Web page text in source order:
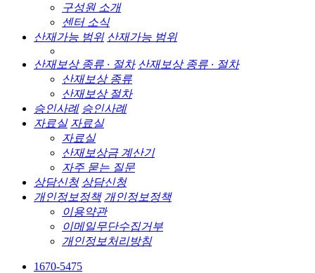
구성원 소개
센터 소식
산재가능 범위 산재가능 범위
산재보상 종류 · 절차 산재보상 종류 · 절차
산재보상 종류
산재보상 절차
승인사례 승인사례
자료실 자료실
자료실
산재보상금 계산기
자주 묻는 질문
상담신청 상담신청
개인정보정책 개인정보정책
이용약관
이메일무단수집거부
개인정보처리방침
1670-5475